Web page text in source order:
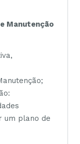
Manutenção
um plano de